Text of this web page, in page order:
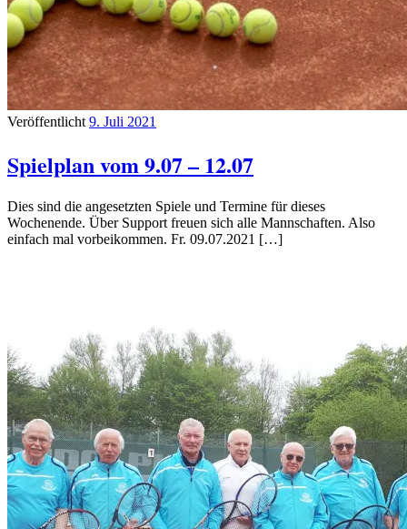
Veröffentlicht 9. Juli 2021
Spielplan vom 9.07 – 12.07
Dies sind die angesetzten Spiele und Termine für dieses
Wochenende. Über Support freuen sich alle Mannschaften. Also
einfach mal vorbeikommen. Fr. 09.07.2021 […]